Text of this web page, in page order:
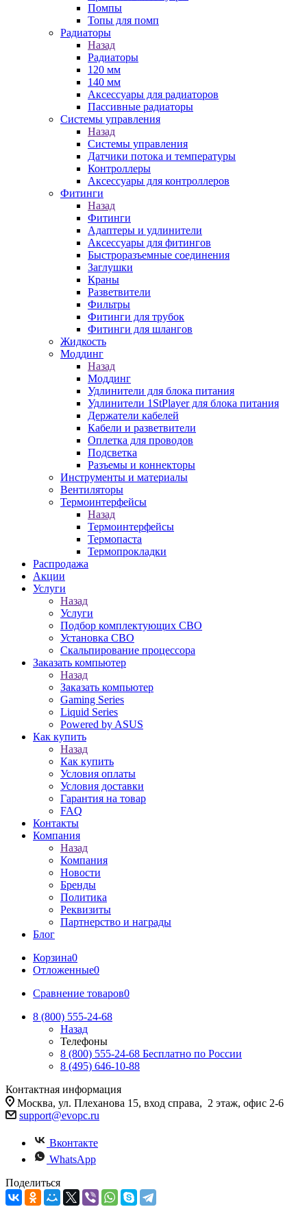
Помпы
Топы для помп
Радиаторы
Назад
Радиаторы
120 мм
140 мм
Аксессуары для радиаторов
Пассивные радиаторы
Системы управления
Назад
Системы управления
Датчики потока и температуры
Контроллеры
Аксессуары для контроллеров
Фитинги
Назад
Фитинги
Адаптеры и удлинители
Аксессуары для фитингов
Быстроразъемные соединения
Заглушки
Краны
Разветвители
Фильтры
Фитинги для трубок
Фитинги для шлангов
Жидкость
Моддинг
Назад
Моддинг
Удлинители для блока питания
Удлинители 1StPlayer для блока питания
Держатели кабелей
Кабели и разветвители
Оплетка для проводов
Подсветка
Разъемы и коннекторы
Инструменты и материалы
Вентиляторы
Термоинтерфейсы
Назад
Термоинтерфейсы
Термопаста
Термопрокладки
Распродажа
Акции
Услуги
Назад
Услуги
Подбор комплектующих СВО
Установка СВО
Скальпирование процессора
Заказать компьютер
Назад
Заказать компьютер
Gaming Series
Liquid Series
Powered by ASUS
Как купить
Назад
Как купить
Условия оплаты
Условия доставки
Гарантия на товар
FAQ
Контакты
Компания
Назад
Компания
Новости
Бренды
Политика
Реквизиты
Партнерство и награды
Блог
Корзина0
Отложенные0
Сравнение товаров0
8 (800) 555-24-68
Назад
Телефоны
8 (800) 555-24-68 Бесплатно по России
8 (495) 646-10-88
Контактная информация
Москва, ул. Плеханова 15, вход справа, 2 этаж, офис 2-6
support@evopc.ru
Вконтакте
WhatsApp
Поделиться